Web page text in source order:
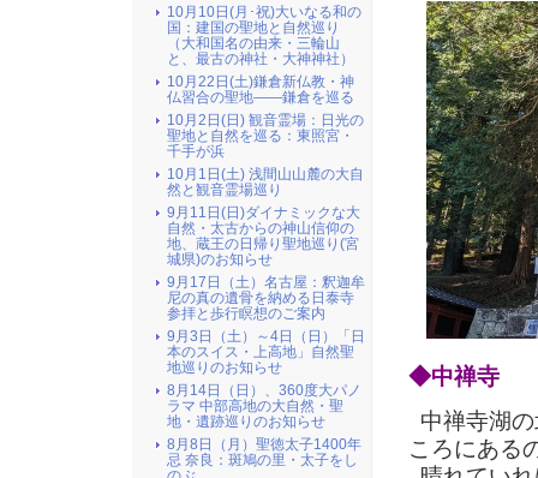
◆中禅寺
中禅寺湖
ころにある
10月10日(月･祝)大いなる和の
国：建国の聖地と自然巡り
（大和国名の由来・三輪山
と、最古の神社・大神神社）
10月22日(土)鎌倉新仏教・神
仏習合の聖地――鎌倉を巡る
10月2日(日) 観音霊場：日光の
聖地と自然を巡る：東照宮・
千手が浜
10月1日(土) 浅間山山麓の大自
然と観音霊場巡り
9月11日(日)ダイナミックな大
自然・太古からの神山信仰の
地、蔵王の日帰り聖地巡り(宮
城県)のお知らせ
9月17日（土）名古屋：釈迦牟
尼の真の遺骨を納める日泰寺
参拝と歩行瞑想のご案内
9月3日（土）～4日（日）「日
本のスイス・上高地」自然聖
地巡りのお知らせ
8月14日（日）、360度大パノ
ラマ 中部高地の大自然・聖
地・遺跡巡りのお知らせ
8月8日（月）聖徳太子1400年
忌 奈良：斑鳩の里・太子をし